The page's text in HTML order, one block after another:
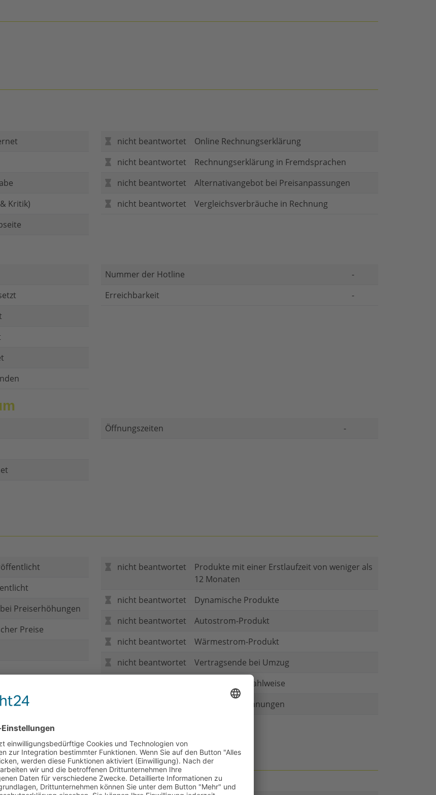
Kritik)
nicht beantwortet
Online Rechnungserklärung
nicht beantwortet
Rechnungserklärung in Fremdsprachen
nicht beantwortet
Alternativangebot bei Preisanpassungen
nicht beantwortet
Vergleichsverbräuche in Rechnung
Nummer der Hotline
-
Erreichbarkeit
-
Öffnungszeiten -
Preiserhöhungen
Preise
nicht beantwortet
Produkte mit einer Erstlaufzeit von weniger als
12 Monaten
nicht beantwortet
Dynamische Produkte
nicht beantwortet
Autostrom-Produkt
nicht beantwortet
Wärmestrom-Produkt
nicht beantwortet
Vertragsende bei Umzug
Mehr als eine Zahlweise
Gedruckte Rechnungen